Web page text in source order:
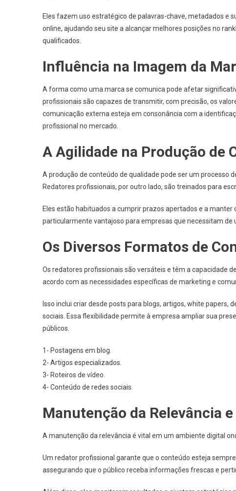
Eles fazem uso estratégico de palavras-chave, metadados e
online, ajudando seu site a alcançar melhores posições no
qualificados.
Influência na Imagem da
A forma como uma marca se comunica pode afetar
profissionais são capazes de transmitir, com precisão, os
comunicação externa esteja em consonância com a
profissional no mercado.
A Agilidade na Produção de
A produção de conteúdo de qualidade pode ser um processo
Redatores profissionais, por outro lado, são treinados para
Eles estão habituados a cumprir prazos apertados e a
particularmente vantajoso para empresas que necessitam de
Os Diversos Formatos de
Os redatores profissionais são versáteis e têm a capacidade
acordo com as necessidades específicas de marketing e
Isso inclui criar desde posts para blogs, artigos, white papers,
sociais. Essa flexibilidade permite à empresa ampliar sua
públicos.
1- Postagens em blog.
2- Artigos especializados.
3- Roteiros de vídeo.
4- Conteúdo de redes sociais.
Manutenção da Relevância
A manutenção da relevância é vital em um ambiente digital
Um redator profissional garante que o conteúdo esteja
assegurando que o público receba informações frescas e